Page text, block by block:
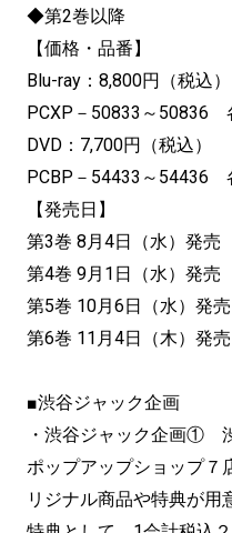
◆第2巻以降
【価格・品番】
Blu-ray：8,800円（税込
PCXP－50833～50836
DVD：7,700円（税込）
PCBP－54433～54436
【発売日】
第3巻 8月4日（水）発売
第4巻 9月1日（水）発売
第5巻 10月6日（水）発売
第6巻 11月4日（木）発売
■渋谷ジャック企画
・渋谷ジャック企画①
ポップアップショップ７
リジナル商品や特典が用